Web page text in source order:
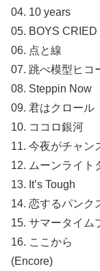
04. 10 years
05. BOYS
06. 点と線
07. 跳べ模型ヒコ
08. Steppin Now
09. 君はクロール
10. ココロ銀河
11. 今夜がチャン
12. ムーンライト
13. It’s Tough
14. 恋するパンク
15. サマータイム
16. ここから
(Encore)